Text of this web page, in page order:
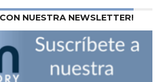
NUESTRA NEWSLETTER!